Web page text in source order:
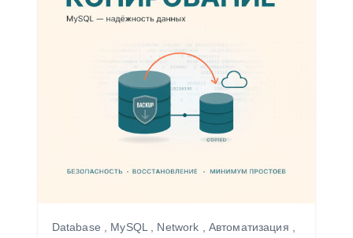
Database , MySQL, Network , Автоматизация ,